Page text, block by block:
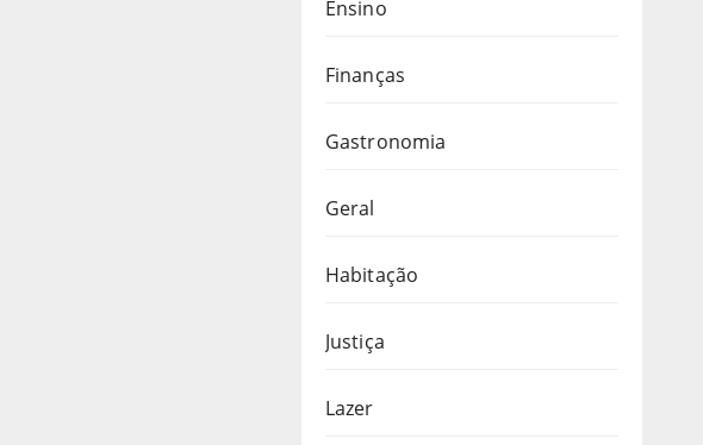
Ensino
Finanças
Gastronomia
Geral
Habitação
Justiça
Lazer